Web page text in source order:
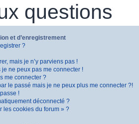
questions
et d’enregistrement
?
mais je n’y parviens pas !
ne peux pas me connecter !
me connecter ?
le passé mais je ne peux plus me connecter ?!
!
déconnecté ?
les cookies du forum » ?